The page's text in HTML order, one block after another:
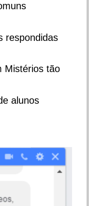
respondidas
Mistérios tão
alunos